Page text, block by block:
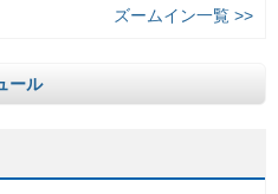
ズームイン一覧 >>
ール